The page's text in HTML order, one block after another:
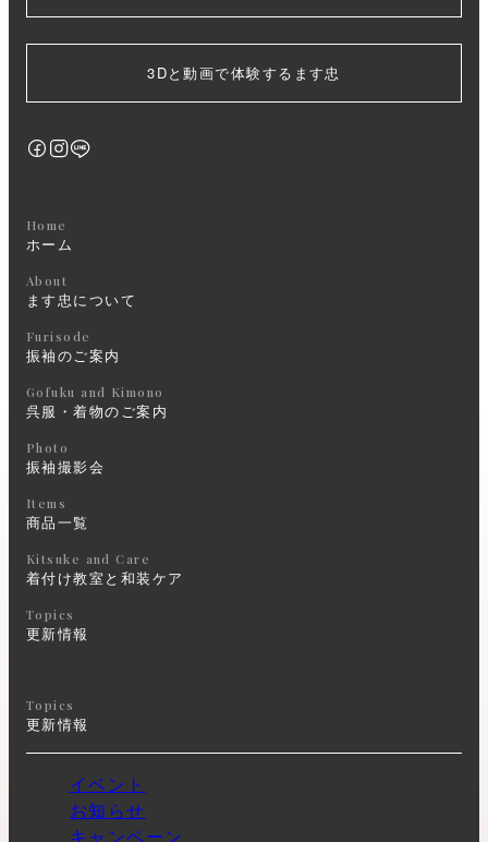
3Dと動画で体験するます忠
Home
ホーム
About
ます忠について
Furisode
振袖のご案内
Gofuku and Kimono
呉服・着物のご案内
Photo
振袖撮影会
Items
商品一覧
Kitsuke and Care
着付け教室と和装ケア
Topics
更新情報
Topics
更新情報
イベント
お知らせ
キャンペーン